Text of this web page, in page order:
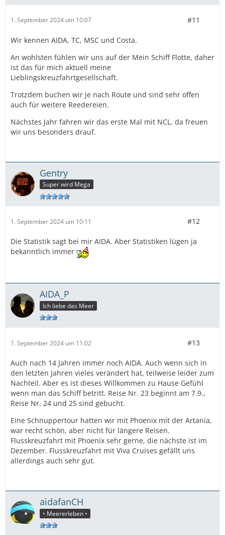
1. September 2024 um 10:07 #11
Wir kennen AIDA, TC, MSC und Costa.
An wohlsten fühlen wir uns auf der Mein Schiff Flotte, daher
ist das für mich aktuell meine
Lieblingskreuzfahrtgesellschaft.
Trotzdem buchen wir je nach Route und sind sehr offen
auch für weitere Reedereien.
Nächstes Jahr fahren wir das erste Mal mit NCL, da freuen
wir uns besonders drauf.
Gentry
Super wird Mega
1. September 2024 um 10:11 #12
Die Statistik sagt bei mir AIDA. Aber Statistiken lügen ja
bekanntlich immer
AIDA_P
Ich liebe das Meer
1. September 2024 um 11:02 #13
Auch nach 14 Jahren immer noch AIDA. Auch wenn sich in
den letzten Jahren vieles verändert hat, teilweise leider zum
Nachteil. Aber es ist dieses Willkommen zu Hause Gefühl
wenn man das Schiff betritt. Reise Nr. 23 beginnt am 7.9.,
Reise Nr. 24 und 25 sind gebucht.
Eine Schnuppertour hatten wir mit Phoenix mit der Artania,
war recht schön, aber nicht für längere Reisen.
Flusskreuzfahrt mit Phoenix sehr gerne, die nächste ist im
Dezember. Flusskreuzfahrt mit Viva Cruises gefällt uns
allerdings auch sehr gut.
aidafanCH
• Meererleben •